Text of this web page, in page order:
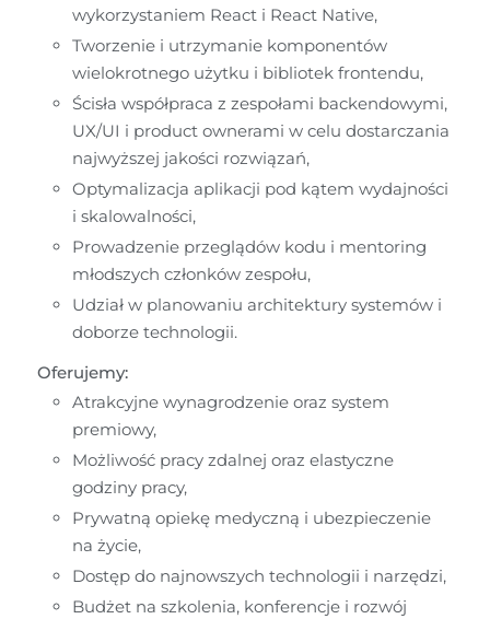
wykorzystaniem React i React Native,
Tworzenie i utrzymanie komponentów
wielokrotnego użytku i bibliotek frontendu,
Ścisła współpraca z zespołami backendowymi,
UX/UI i product ownerami w celu dostarczania
najwyższej jakości rozwiązań,
Optymalizacja aplikacji pod kątem wydajności
i skalowalności,
Prowadzenie przeglądów kodu i mentoring
młodszych członków zespołu,
Udział w planowaniu architektury systemów i
doborze technologii.
Oferujemy:
Atrakcyjne wynagrodzenie oraz system
premiowy,
Możliwość pracy zdalnej oraz elastyczne
godziny pracy,
Prywatną opiekę medyczną i ubezpieczenie
na życie,
Dostęp do najnowszych technologii i narzędzi,
Budżet na szkolenia, konferencje i rozwój